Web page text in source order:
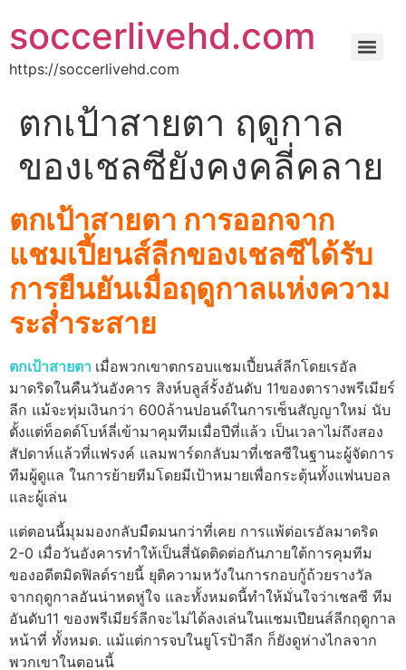
soccerlivehd.com
https://soccerlivehd.com
ตกเป้าสายตา ฤดูกาล
ของเชลซียังคงคลี่คลาย
ตกเป้าสายตา การออกจาก
แชมเปี้ยนส์ลีกของเชลซีได้รับ
การยืนยันเมื่อฤดูกาลแห่งความ
ระส่ำระสาย
ตกเป้าสายตา เมื่อพวกเขาตกรอบแชมเปี้ยนส์ลีกโดยเรอัล
มาดริดในคืนวันอังคาร สิงห์บลูส์รั้งอันดับ 11ของตารางพรีเมียร์
ลีก แม้จะทุ่มเงินกว่า 600ล้านปอนด์ในการเซ็นสัญญาใหม่ นับ
ตั้งแต่ท็อดด์โบห์ลี่เข้ามาคุมทีมเมื่อปีที่แล้ว เป็นเวลาไม่ถึงสอง
สัปดาห์แล้วที่แฟรงค์ แลมพาร์ดกลับมาที่เชลซีในฐานะผู้จัดการ
ทีมผู้ดูแล ในการย้ายทีมโดยมีเป้าหมายเพื่อกระตุ้นทั้งแฟนบอล
และผู้เล่น
แต่ตอนนี้มุมมองกลับมืดมนกว่าที่เคย การแพ้ต่อเรอัลมาดริด
2-0 เมื่อวันอังคารทำให้เป็นสี่นัดติดต่อกันภายใต้การคุมทีม
ของอดีตมิดฟิลด์รายนี้ ยุติความหวังในการกอบกู้ถ้วยรางวัล
จากฤดูกาลอันน่าหดหู่ใจ และทั้งหมดนี้ทำให้มั่นใจว่าเชลซี ทีม
อันดับ11 ของพรีเมียร์ลีกจะไม่ได้ลงเล่นในแชมเปียนส์ลีกฤดูกาล
หน้าที่ ทั้งหมด. แม้แต่การจบในยูโรป้าลีก ก็ยังดูห่างไกลจาก
พวกเขาในตอนนี้